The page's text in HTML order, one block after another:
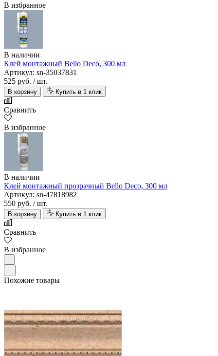
В избранное
В наличии
Клей монтажный Bello Deco, 300 мл
Артикул: sn-35037831
525 руб. / шт.
В корзину Купить в 1 клик
Сравнить
В избранное
В наличии
Клей монтажный прозрачный Bello Deco, 300 мл
Артикул: sn-47818982
550 руб. / шт.
В корзину Купить в 1 клик
Сравнить
В избранное
Похожие товары